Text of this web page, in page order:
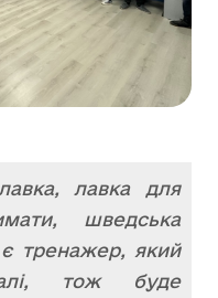
лавка для
шведська
тренажер, який
тож буде